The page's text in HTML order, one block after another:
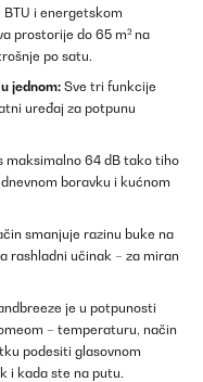
BTU i energetskom
prostorije do 65 m² na
po satu.
jednom: Sve tri funkcije
uređaj za potpunu
maksimalno 64 dB tako tiho
boravku i kućnom
smanjuje razinu buke na
rashladni učinak – za miran
je u potpunosti
– temperaturu, način
podesiti glasovnom
i kada ste na putu.